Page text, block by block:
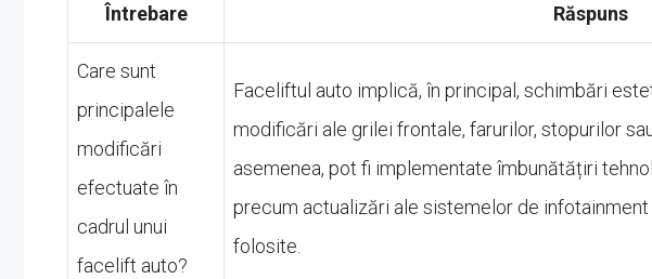
Întrebare Răspuns
Care sunt
principalele
modificări
efectuate în
cadrul unui
facelift auto?
Faceliftul auto implică, în principal, schimbări
modificări ale grilei frontale, farurilor, stopurilor
asemenea, pot fi implementate îmbunătățiri
precum actualizări ale sistemelor de
folosite.